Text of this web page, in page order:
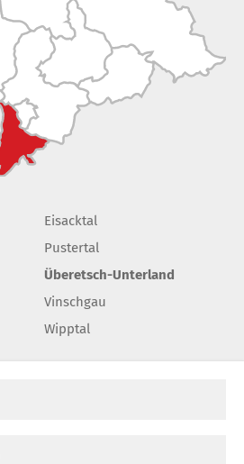
Eisacktal
Pustertal
Überetsch-Unterland
Vinschgau
Wipptal